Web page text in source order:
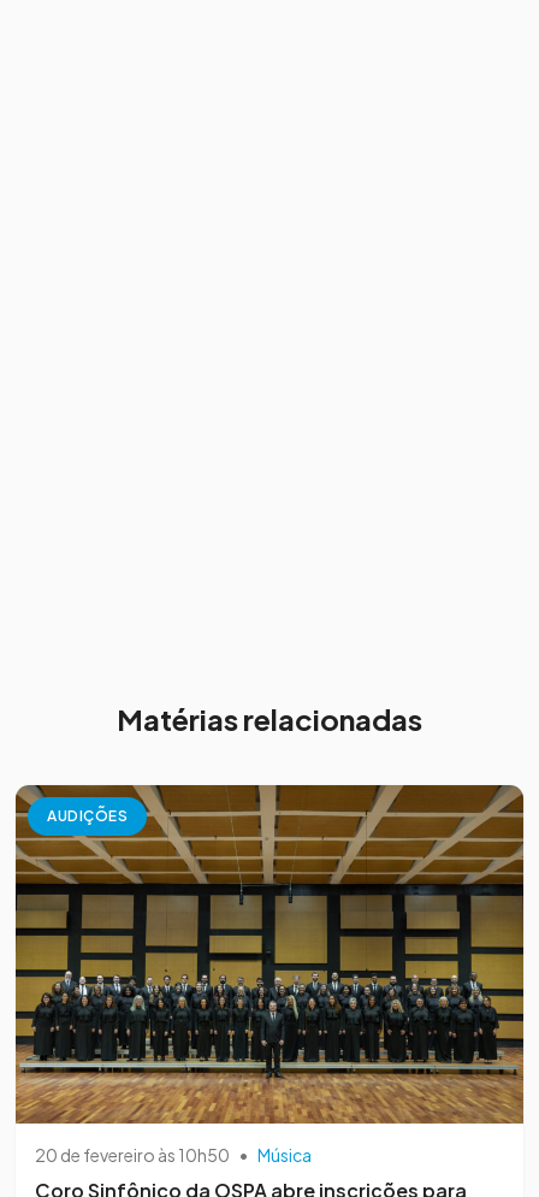
Matérias relacionadas
AUDIÇÕES
20 de fevereiro às 10h50 • Música
Coro Sinfônico da OSPA abre inscrições para